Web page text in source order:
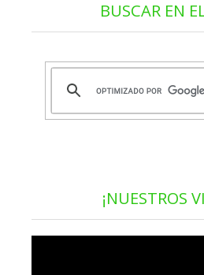
BUSCAR EN
¡NUESTROS